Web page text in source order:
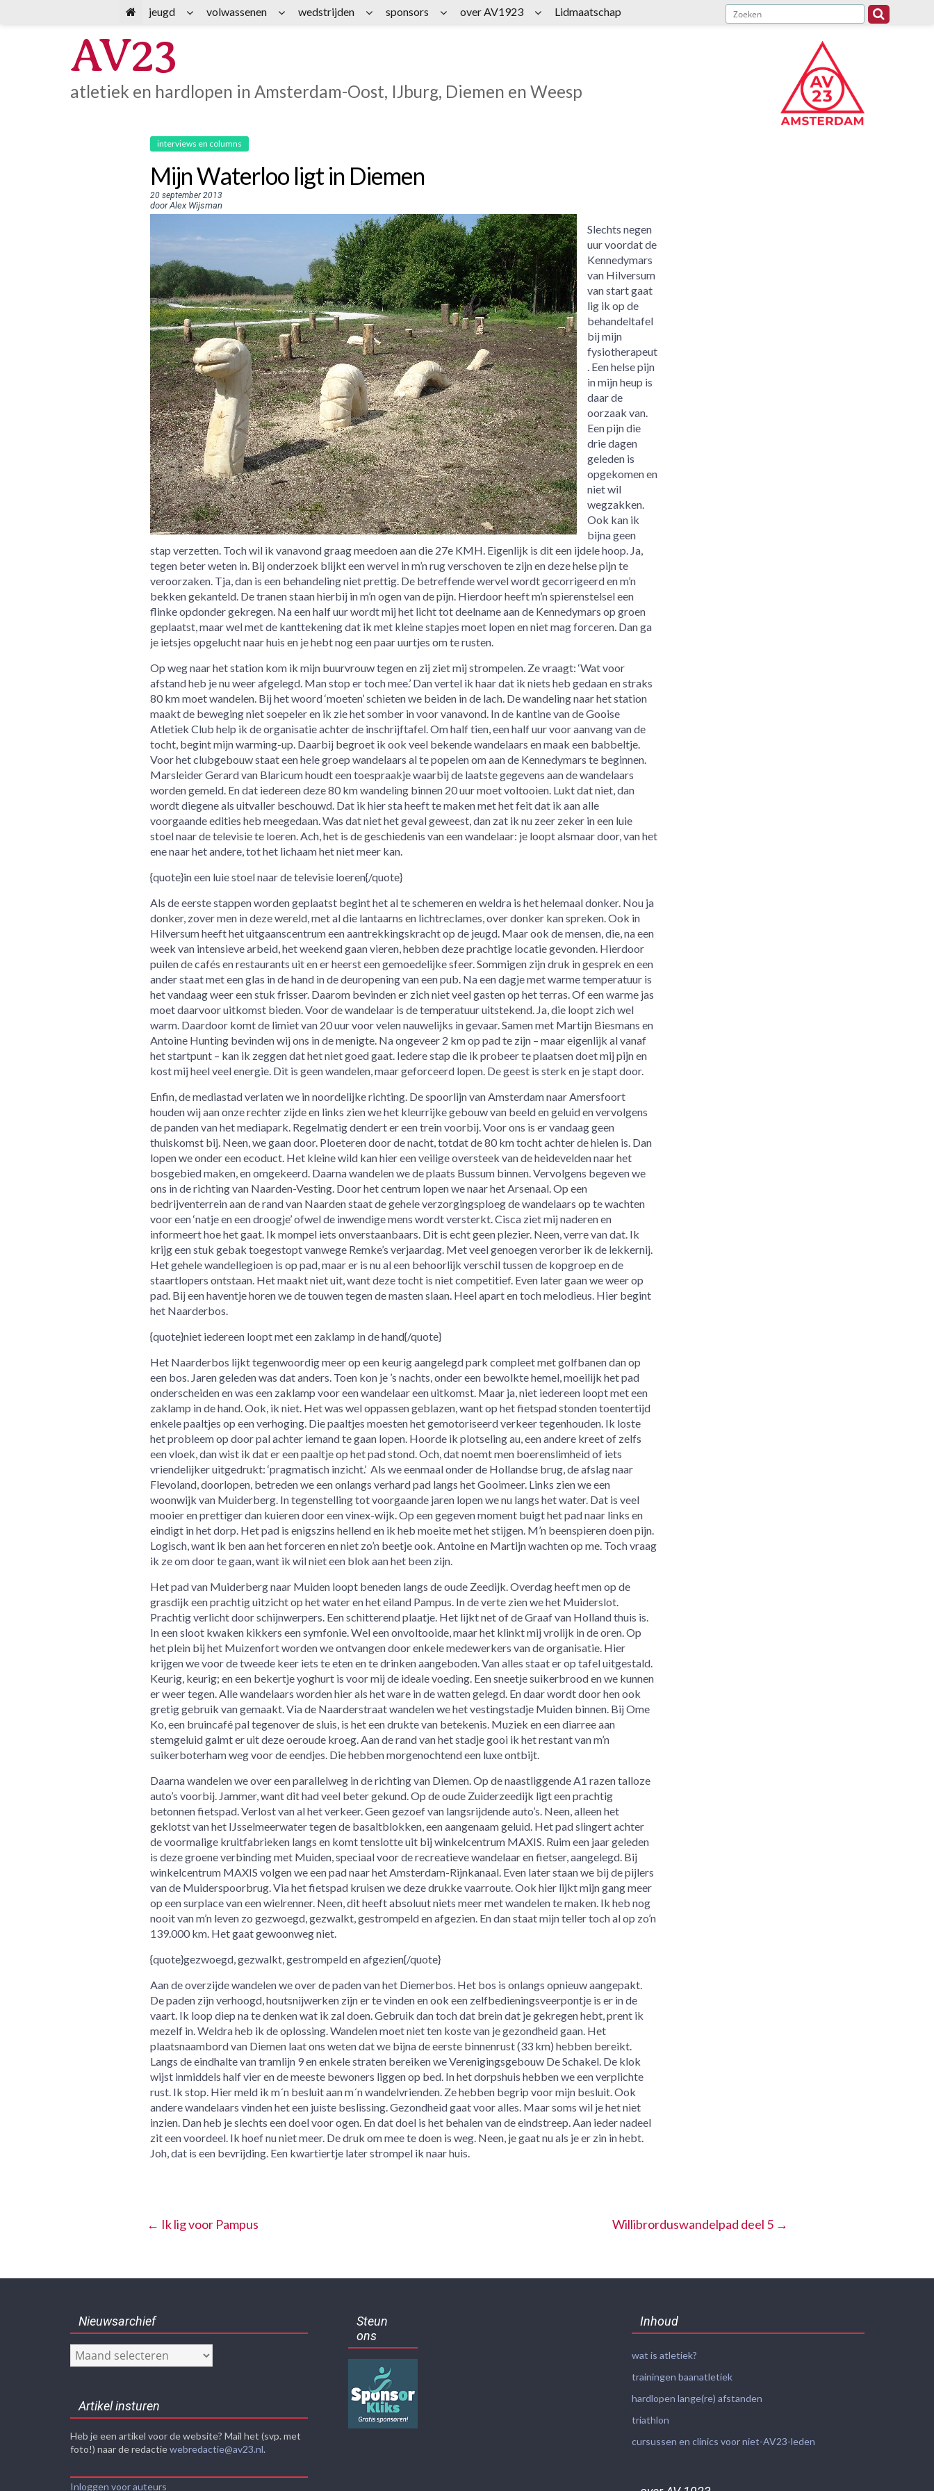
AV23
atletiek en hardlopen in Amsterdam-Oost, IJburg, Diemen en Weesp
interviews en columns
Mijn Waterloo ligt in Diemen
20 september 2013
door Alex Wijsman
Slechts negen
uur voordat de
Kennedymars
van Hilversum
van start gaat
lig ik op de
behandeltafel
bij mijn
fysiotherapeut
. Een helse pijn
in mijn heup is
daar de
oorzaak van.
Een pijn die
drie dagen
geleden is
opgekomen en
niet wil
wegzakken.
Ook kan ik
bijna geen
stap verzetten. Toch wil ik vanavond graag meedoen aan die 27e KMH. Eigenlijk is dit een ijdele hoop. Ja,
tegen beter weten in. Bij onderzoek blijkt een wervel in m’n rug verschoven te zijn en deze helse pijn te
veroorzaken. Tja, dan is een behandeling niet prettig. De betreffende wervel wordt gecorrigeerd en m’n
bekken gekanteld. De tranen staan hierbij in m’n ogen van de pijn. Hierdoor heeft m’n spierenstelsel een
flinke opdonder gekregen. Na een half uur wordt mij het licht tot deelname aan de Kennedymars op groen
geplaatst, maar wel met de kanttekening dat ik met kleine stapjes moet lopen en niet mag forceren. Dan ga
je ietsjes opgelucht naar huis en je hebt nog een paar uurtjes om te rusten.
Op weg naar het station kom ik mijn buurvrouw tegen en zij ziet mij strompelen. Ze vraagt: ‘Wat voor
afstand heb je nu weer afgelegd. Man stop er toch mee.’ Dan vertel ik haar dat ik niets heb gedaan en straks
80 km moet wandelen. Bij het woord ‘moeten’ schieten we beiden in de lach. De wandeling naar het station
maakt de beweging niet soepeler en ik zie het somber in voor vanavond. In de kantine van de Gooise
Atletiek Club help ik de organisatie achter de inschrijftafel. Om half tien, een half uur voor aanvang van de
tocht, begint mijn warming-up. Daarbij begroet ik ook veel bekende wandelaars en maak een babbeltje.
Voor het clubgebouw staat een hele groep wandelaars al te popelen om aan de Kennedymars te beginnen.
Marsleider Gerard van Blaricum houdt een toespraakje waarbij de laatste gegevens aan de wandelaars
worden gemeld. En dat iedereen deze 80 km wandeling binnen 20 uur moet voltooien. Lukt dat niet, dan
wordt diegene als uitvaller beschouwd. Dat ik hier sta heeft te maken met het feit dat ik aan alle
voorgaande edities heb meegedaan. Was dat niet het geval geweest, dan zat ik nu zeer zeker in een luie
stoel naar de televisie te loeren. Ach, het is de geschiedenis van een wandelaar: je loopt alsmaar door, van het
ene naar het andere, tot het lichaam het niet meer kan.
{quote}in een luie stoel naar de televisie loeren{/quote}
Als de eerste stappen worden geplaatst begint het al te schemeren en weldra is het helemaal donker. Nou ja
donker, zover men in deze wereld, met al die lantaarns en lichtreclames, over donker kan spreken. Ook in
Hilversum heeft het uitgaanscentrum een aantrekkingskracht op de jeugd. Maar ook de mensen, die, na een
week van intensieve arbeid, het weekend gaan vieren, hebben deze prachtige locatie gevonden. Hierdoor
puilen de cafés en restaurants uit en er heerst een gemoedelijke sfeer. Sommigen zijn druk in gesprek en een
ander staat met een glas in de hand in de deuropening van een pub. Na een dagje met warme temperatuur is
het vandaag weer een stuk frisser. Daarom bevinden er zich niet veel gasten op het terras. Of een warme jas
moet daarvoor uitkomst bieden. Voor de wandelaar is de temperatuur uitstekend. Ja, die loopt zich wel
warm. Daardoor komt de limiet van 20 uur voor velen nauwelijks in gevaar. Samen met Martijn Biesmans en
Antoine Hunting bevinden wij ons in de menigte. Na ongeveer 2 km op pad te zijn – maar eigenlijk al vanaf
het startpunt – kan ik zeggen dat het niet goed gaat. Iedere stap die ik probeer te plaatsen doet mij pijn en
kost mij heel veel energie. Dit is geen wandelen, maar geforceerd lopen. De geest is sterk en je stapt door.
Enfin, de mediastad verlaten we in noordelijke richting. De spoorlijn van Amsterdam naar Amersfoort
houden wij aan onze rechter zijde en links zien we het kleurrijke gebouw van beeld en geluid en vervolgens
de panden van het mediapark. Regelmatig dendert er een trein voorbij. Voor ons is er vandaag geen
thuiskomst bij. Neen, we gaan door. Ploeteren door de nacht, totdat de 80 km tocht achter de hielen is. Dan
lopen we onder een ecoduct. Het kleine wild kan hier een veilige oversteek van de heidevelden naar het
bosgebied maken, en omgekeerd. Daarna wandelen we de plaats Bussum binnen. Vervolgens begeven we
ons in de richting van Naarden-Vesting. Door het centrum lopen we naar het Arsenaal. Op een
bedrijventerrein aan de rand van Naarden staat de gehele verzorgingsploeg de wandelaars op te wachten
voor een ‘natje en een droogje’ ofwel de inwendige mens wordt versterkt. Cisca ziet mij naderen en
informeert hoe het gaat. Ik mompel iets onverstaanbaars. Dit is echt geen plezier. Neen, verre van dat. Ik
krijg een stuk gebak toegestopt vanwege Remke’s verjaardag. Met veel genoegen verorber ik de lekkernij.
Het gehele wandellegioen is op pad, maar er is nu al een behoorlijk verschil tussen de kopgroep en de
staartlopers ontstaan. Het maakt niet uit, want deze tocht is niet competitief. Even later gaan we weer op
pad. Bij een haventje horen we de touwen tegen de masten slaan. Heel apart en toch melodieus. Hier begint
het Naarderbos.
{quote}niet iedereen loopt met een zaklamp in de hand{/quote}
Het Naarderbos lijkt tegenwoordig meer op een keurig aangelegd park compleet met golfbanen dan op
een bos. Jaren geleden was dat anders. Toen kon je ’s nachts, onder een bewolkte hemel, moeilijk het pad
onderscheiden en was een zaklamp voor een wandelaar een uitkomst. Maar ja, niet iedereen loopt met een
zaklamp in de hand. Ook, ik niet. Het was wel oppassen geblazen, want op het fietspad stonden toentertijd
enkele paaltjes op een verhoging. Die paaltjes moesten het gemotoriseerd verkeer tegenhouden. Ik loste
het probleem op door pal achter iemand te gaan lopen. Hoorde ik plotseling au, een andere kreet of zelfs
een vloek, dan wist ik dat er een paaltje op het pad stond. Och, dat noemt men boerenslimheid of iets
vriendelijker uitgedrukt: ‘pragmatisch inzicht.’ Als we eenmaal onder de Hollandse brug, de afslag naar
Flevoland, doorlopen, betreden we een onlangs verhard pad langs het Gooimeer. Links zien we een
woonwijk van Muiderberg. In tegenstelling tot voorgaande jaren lopen we nu langs het water. Dat is veel
mooier en prettiger dan kuieren door een vinex-wijk. Op een gegeven moment buigt het pad naar links en
eindigt in het dorp. Het pad is enigszins hellend en ik heb moeite met het stijgen. M’n beenspieren doen pijn.
Logisch, want ik ben aan het forceren en niet zo’n beetje ook. Antoine en Martijn wachten op me. Toch vraag
ik ze om door te gaan, want ik wil niet een blok aan het been zijn.
Het pad van Muiderberg naar Muiden loopt beneden langs de oude Zeedijk. Overdag heeft men op de
grasdijk een prachtig uitzicht op het water en het eiland Pampus. In de verte zien we het Muiderslot.
Prachtig verlicht door schijnwerpers. Een schitterend plaatje. Het lijkt net of de Graaf van Holland thuis is.
In een sloot kwaken kikkers een symfonie. Wel een onvoltooide, maar het klinkt mij vrolijk in de oren. Op
het plein bij het Muizenfort worden we ontvangen door enkele medewerkers van de organisatie. Hier
krijgen we voor de tweede keer iets te eten en te drinken aangeboden. Van alles staat er op tafel uitgestald.
Keurig, keurig; en een bekertje yoghurt is voor mij de ideale voeding. Een sneetje suikerbrood en we kunnen
er weer tegen. Alle wandelaars worden hier als het ware in de watten gelegd. En daar wordt door hen ook
gretig gebruik van gemaakt. Via de Naarderstraat wandelen we het vestingstadje Muiden binnen. Bij Ome
Ko, een bruincafé pal tegenover de sluis, is het een drukte van betekenis. Muziek en een diarree aan
stemgeluid galmt er uit deze oeroude kroeg. Aan de rand van het stadje gooi ik het restant van m’n
suikerboterham weg voor de eendjes. Die hebben morgenochtend een luxe ontbijt.
Daarna wandelen we over een parallelweg in de richting van Diemen. Op de naastliggende A1 razen talloze
auto’s voorbij. Jammer, want dit had veel beter gekund. Op de oude Zuiderzeedijk ligt een prachtig
betonnen fietspad. Verlost van al het verkeer. Geen gezoef van langsrijdende auto’s. Neen, alleen het
geklotst van het IJsselmeerwater tegen de basaltblokken, een aangenaam geluid. Het pad slingert achter
de voormalige kruitfabrieken langs en komt tenslotte uit bij winkelcentrum MAXIS. Ruim een jaar geleden
is deze groene verbinding met Muiden, speciaal voor de recreatieve wandelaar en fietser, aangelegd. Bij
winkelcentrum MAXIS volgen we een pad naar het Amsterdam-Rijnkanaal. Even later staan we bij de pijlers
van de Muiderspoorbrug. Via het fietspad kruisen we deze drukke vaarroute. Ook hier lijkt mijn gang meer
op een surplace van een wielrenner. Neen, dit heeft absoluut niets meer met wandelen te maken. Ik heb nog
nooit van m’n leven zo gezwoegd, gezwalkt, gestrompeld en afgezien. En dan staat mijn teller toch al op zo’n
139.000 km. Het gaat gewoonweg niet.
{quote}gezwoegd, gezwalkt, gestrompeld en afgezien{/quote}
Aan de overzijde wandelen we over de paden van het Diemerbos. Het bos is onlangs opnieuw aangepakt.
De paden zijn verhoogd, houtsnijwerken zijn er te vinden en ook een zelfbedieningsveerpontje is er in de
vaart. Ik loop diep na te denken wat ik zal doen. Gebruik dan toch dat brein dat je gekregen hebt, prent ik
mezelf in. Weldra heb ik de oplossing. Wandelen moet niet ten koste van je gezondheid gaan. Het
plaatsnaambord van Diemen laat ons weten dat we bijna de eerste binnenrust (33 km) hebben bereikt.
Langs de eindhalte van tramlijn 9 en enkele straten bereiken we Verenigingsgebouw De Schakel. De klok
wijst inmiddels half vier en de meeste bewoners liggen op bed. In het dorpshuis hebben we een verplichte
rust. Ik stop. Hier meld ik m´n besluit aan m´n wandelvrienden. Ze hebben begrip voor mijn besluit. Ook
andere wandelaars vinden het een juiste beslissing. Gezondheid gaat voor alles. Maar soms wil je het niet
inzien. Dan heb je slechts een doel voor ogen. En dat doel is het behalen van de eindstreep. Aan ieder nadeel
zit een voordeel. Ik hoef nu niet meer. De druk om mee te doen is weg. Neen, je gaat nu als je er zin in hebt.
Joh, dat is een bevrijding. Een kwartiertje later strompel ik naar huis.
← Ik lig voor Pampus Willibrorduswandelpad deel 5 →
Nieuwsarchief
Nieuwsarchief
Artikel insturen
Heb je een artikel voor de website? Mail het (svp. met
foto!) naar de redactiewebredactie@av23.nl.
Inloggen voor auteurs
Steun
ons
Inhoud
wat is atletiek?
trainingen baanatletiek
hardlopen lange(re) afstanden
triathlon
cursussen en clinics voor niet-AV23-leden
jeugd volwassenen wedstrijden sponsors over AV1923 Lidmaatschap